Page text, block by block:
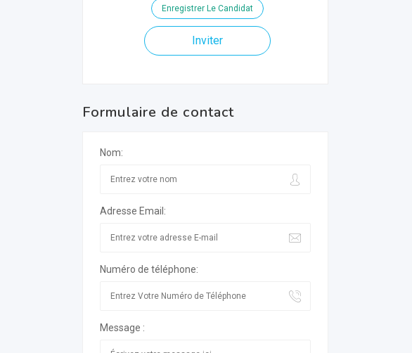
Enregistrer Le Candidat
Inviter
Formulaire de contact
Nom:
Adresse Email:
Numéro de téléphone:
Message :